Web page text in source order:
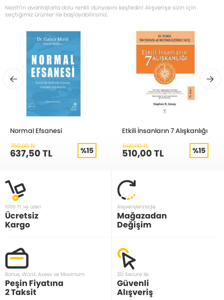
Nezih’in avantajlarla dolu renkli dünyasını keşfedin! Alışverişe sizin için
seçtiğimiz ürünler ile başlayabilirsiniz.
Normal Efsanesi
750,00 TL
637,50 TL %15
Etkili İnsanların 7 Alışkanlığı
600,00 TL
510,00 TL %15
1000 TL ve üzeri
Ücretsiz
Kargo
Alışverişlerinizde
Mağazadan
Değişim
Bonus, Word, Axess ve Maximum
Peşin Fiyatına
2 Taksit
3D Secure ile
Güvenli
Alışveriş